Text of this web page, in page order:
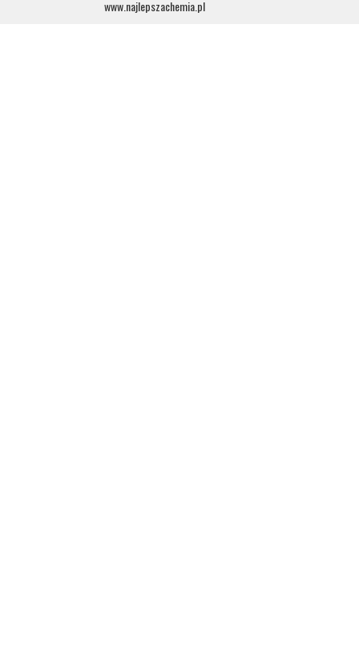
www.najlepszachemia.pl